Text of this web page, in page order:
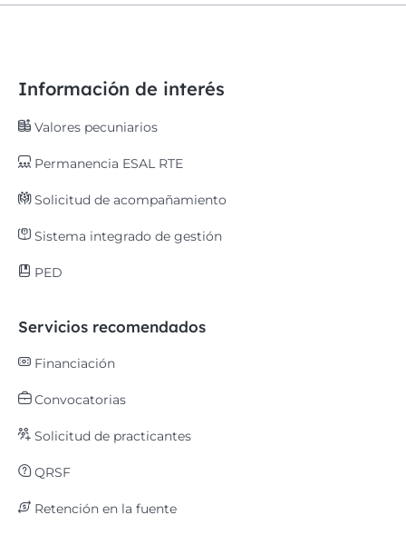
Información de interés
Valores pecuniarios
Permanencia ESAL RTE
Solicitud de acompañamiento
Sistema integrado de gestión
PED
Servicios recomendados
Financiación
Convocatorias
Solicitud de practicantes
QRSF
Retención en la fuente